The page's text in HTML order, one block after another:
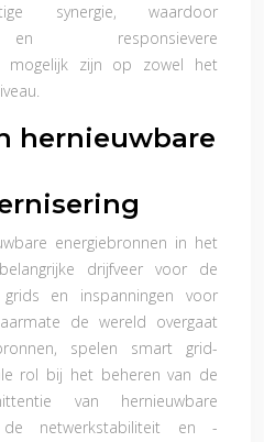
synergie, waardoor
en responsievere
mogelijk zijn op zowel het
hernieuwbare
energiebronnen in het
drijfveer voor de
en inspanningen voor
de wereld overgaat
spelen smart grid-
rol bij het beheren van de
van hernieuwbare
de netwerkstabiliteit en -